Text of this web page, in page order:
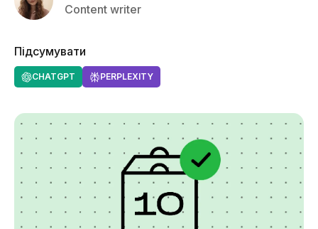
Content writer
Підсумувати
CHATGPT PERPLEXITY